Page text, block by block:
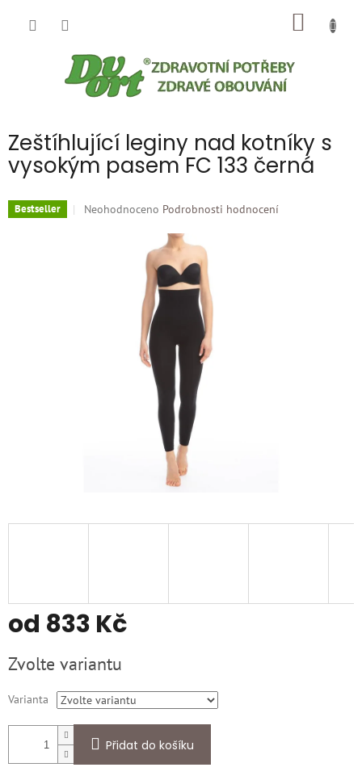
Zeštíhlující leginy nad kotníky s
vysokým pasem FC 133 černá
Bestseller
Průměrné
Neohodnoceno Podrobnosti hodnocení
od 833 Kč
cena:
Zvolte variantu
Varianta
Přidat do košíku